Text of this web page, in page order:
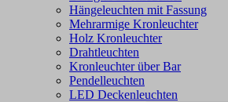
Hängeleuchten mit Fassung
Mehrarmige Kronleuchter
Holz Kronleuchter
Drahtleuchten
Kronleuchter über Bar
Pendelleuchten
LED Deckenleuchten